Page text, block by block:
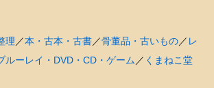
理／本・古本・古書／骨董品・古いもの／ レ
ルーレイ・DVD・CD・ゲーム／ くまねこ堂